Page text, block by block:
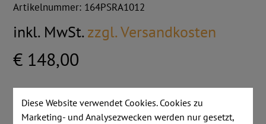
Artikelnummer: 164PSRA1012
inkl. MwSt.zzgl. Versandkosten
€ 148,00
Stk:
Diese Website verwendet Cookies. Cookies zu
Marketing- und Analysezwecken werden nur gesetzt,